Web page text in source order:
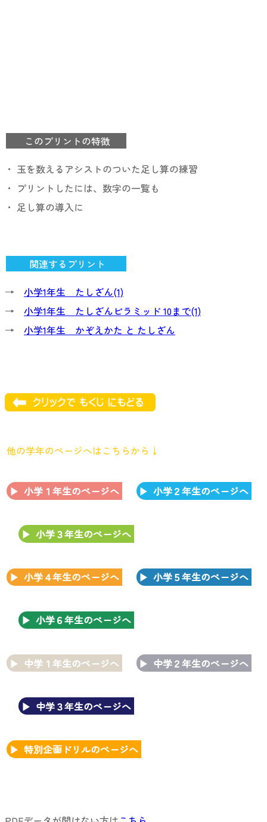
このプリントの特徴
・ 玉を数えるアシストのついた足し算の練習
・ プリントしたには、数字の一覧も
・ 足し算の導入に
関連するプリント
→ 小学1年生 たしざん(1)
→ 小学1年生 たしざんピラミッド 10まで(1)
→ 小学1年生 かぞえかた と たしざん
他の学年のページへはこちらから↓
小学１年生のページへ 小学２年生のページへ
小学３年生のページへ
小学４年生のページへ 小学５年生のページへ
小学６年生のページへ
中学１年生のページへ 中学２年生のページへ
中学３年生のページへ
特別企画ドリルのページへ